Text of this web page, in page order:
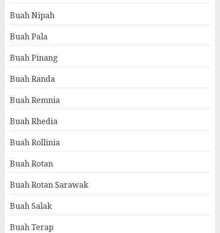
Buah Nipah
Buah Pala
Buah Pinang
Buah Randa
Buah Remnia
Buah Rhedia
Buah Rollinia
Buah Rotan
Buah Rotan Sarawak
Buah Salak
Buah Terap